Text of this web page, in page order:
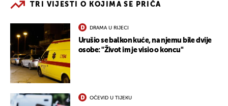
TRI VIJESTI O KOJIMA SE PRIČA
DRAMA U RIJECI
Urušio se balkon kuće, na njemu bile dvije
osobe: "Život im je visio o koncu"
OČEVID U TIJEKU